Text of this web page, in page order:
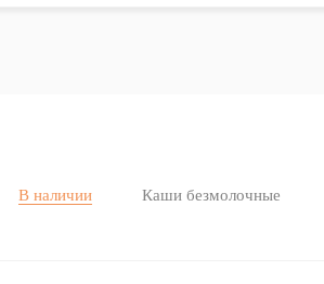
В наличии Каши безмолочные